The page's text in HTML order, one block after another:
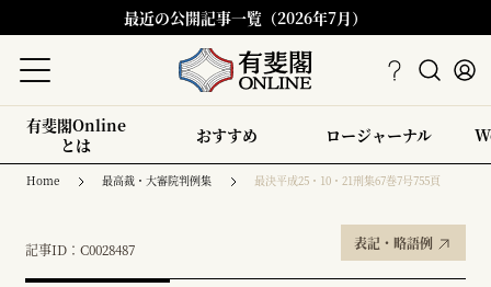
最近の公開記事一覧（2026年7月）
有斐閣Online
とは
おすすめ ロージャーナル
Home 最高裁・大審院判例集 最決平成25・10・21刑集67巻7号755頁
記事ID：C0028487 表記・略語例